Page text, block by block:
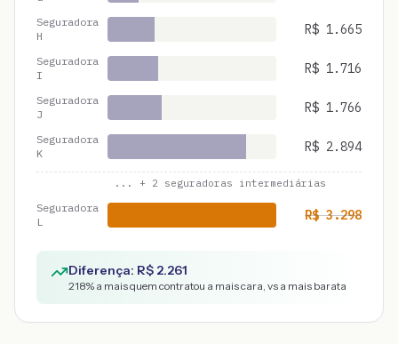
Seguradora
H
R$ 1.665
Seguradora
I
R$ 1.716
Seguradora
J
R$ 1.766
Seguradora
K
R$ 2.894
... + 2 seguradoras intermediárias
Seguradora
L
R$3.298
Diferença: R$ 2.261
218% a mais quem contratou a mais cara, vs a mais barata